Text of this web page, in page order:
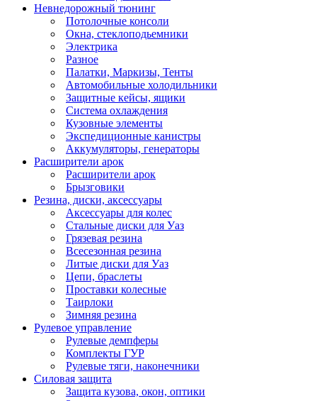
Невнедорожный тюнинг
Потолочные консоли
Окна, стеклоподьемники
Электрика
Разное
Палатки, Маркизы, Тенты
Автомобильные холодильники
Защитные кейсы, ящики
Система охлаждения
Кузовные элементы
Экспедиционные канистры
Аккумуляторы, генераторы
Расширители арок
Расширители арок
Брызговики
Резина, диски, аксессуары
Аксессуары для колес
Стальные диски для Уаз
Грязевая резина
Всесезонная резина
Литые диски для Уаз
Цепи, браслеты
Проставки колесные
Таирлоки
Зимняя резина
Рулевое управление
Рулевые демпферы
Комплекты ГУР
Рулевые тяги, наконечники
Силовая защита
Защита кузова, окон, оптики